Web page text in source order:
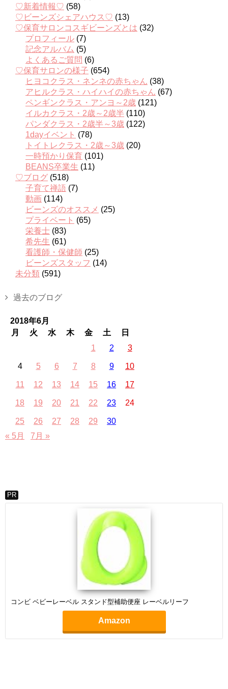
♡新着情報♡ (58)
♡ビーンズシェアハウス♡ (13)
♡保育サロンコスギビーンズとは (32)
プロフィール (7)
記念アルバム (5)
よくあるご質問 (6)
♡保育サロンの様子 (654)
ヒヨコクラス・ネンネの赤ちゃん (38)
アヒルクラス・ハイハイの赤ちゃん (67)
ペンギンクラス・アンヨ～2歳 (121)
イルカクラス・2歳～2歳半 (110)
パンダクラス・2歳半～3歳 (122)
1dayイベント (78)
トイトレクラス・2歳～3歳 (20)
一時預かり保育 (101)
BEANS卒業生 (11)
♡ブログ (518)
子育て禅語 (7)
動画 (114)
ビーンズのオススメ (25)
プライベート (65)
栄養士 (83)
希先生 (61)
看護師・保健師 (25)
ビーンズスタッフ (14)
未分類 (591)
過去のブログ
2018年6月
月
火 水 木 金 土
日
1
2 3
4 5 6 7 8 9 10
11 12 13 14 15 16 17
18 19 20 21 22 23 24
25 26 27 28 29
30
« 5月
7月 »
PR
コンビ ベビーレーベル スタンド型補助便座 レーベルリーフ
Amazon